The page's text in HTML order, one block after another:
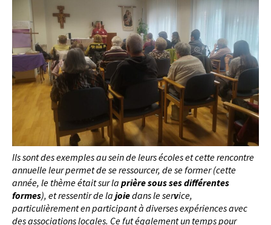
Ils sont des exemples au sein de leurs écoles et cette rencontre
annuelle leur permet de se ressourcer, de se former (cette
année, le thème était sur la prière sous ses différentes
formes), et ressentir de la joiedans le service,
particulièrement en participant à diverses expériences avec
des associations locales. Ce fut également un temps pour